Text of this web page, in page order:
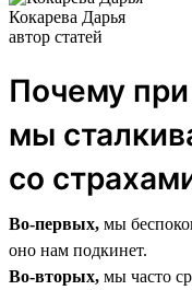
Кокарева Дарья
автор статей
Почему
мы
со
Во-первых, мы
оно нам подкинет.
Во-вторых, мы часто